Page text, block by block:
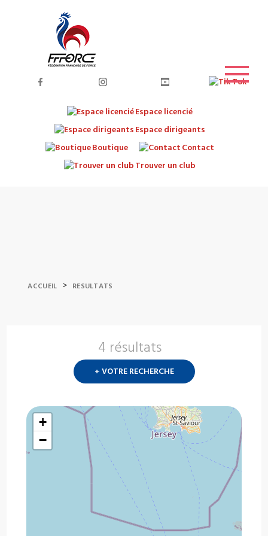
Espace licencié
Espace dirigeants
Boutique
Contact
Trouver un club
ACCUEIL > RESULTATS
4 résultats
+ VOTRE RECHERCHE
+
−